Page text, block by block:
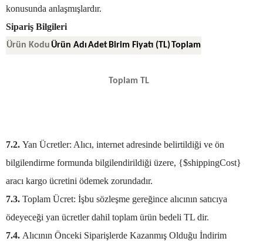
konusunda anlaşmışlardır.
Sipariş Bilgileri
Ürün KoduÜrün AdıAdet Birim Fiyatı (TL)Toplam
Toplam TL
7.2. Yan Ücretler: Alıcı, internet adresinde belirtildiği ve ön
bilgilendirme formunda bilgilendirildiği üzere, {$shippingCost}
aracı kargo ücretini ödemek zorundadır.
7.3. Toplam Ücret: İşbu sözleşme gereğince alıcının satıcıya
ödeyeceği yan ücretler dahil toplam ürün bedeli TL dir.
7.4. Alıcının Önceki Siparişlerde Kazanmış Olduğu İndirim